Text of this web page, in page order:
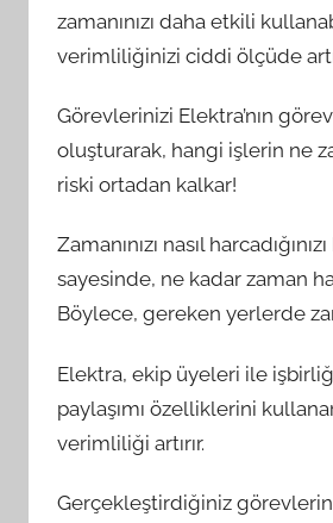
zamanınızı daha etkili
verimliliğinizi ciddi ölçüde
Görevlerinizi Elektra’nın
oluşturarak, hangi işlerin ne
riski ortadan kalkar!
Zamanınızı nasıl
sayesinde, ne kadar zaman
Böylece, gereken yerlerde
Elektra, ekip üyeleri ile
paylaşımı özelliklerini
verimliliği artırır.
Gerçekleştirdiğiniz